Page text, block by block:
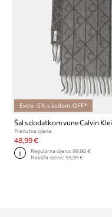
Extra -5% s kodom: OFF*
Šal s dodatkom vune Calvin
Trenutna cijena:
48,99 €
Regularna cijena:99,90 €
Najniža cijena:53,99 €